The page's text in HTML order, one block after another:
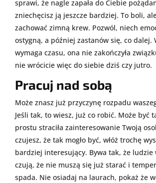
sprawi, że nagle zapała do Ciebie
zniechęcisz ją jeszcze bardziej. To boli,
zachować zimną krew. Pozwól, niech
ostygną, a później zastanów się, co dalej.
wymaga czasu, ona nie zakończyła
nie wrócicie więc do siebie dziś czy jutro.
Pracuj nad sobą
Może znasz już przyczynę rozpadu
Jeśli tak, to wiesz, już co robić. Może być
prostu straciła zainteresowanie Twoją
czujesz, że tak mogło być, włóż trochę
bardziej interesujący. Bywa tak, że ludzie
czują, że nie muszą się już starać i
spada. Nie osiadaj na laurach, pokaż że